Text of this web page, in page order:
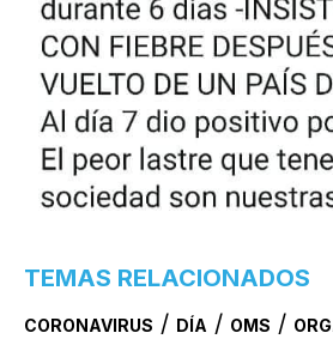
TEMAS RELACIONADOS
CORONAVIRUS / DÍA / OMS /